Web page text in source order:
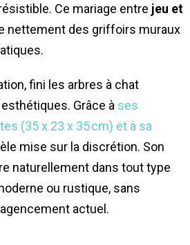
Ce mariage entre jeu et
nettement des griffoirs muraux
fini les arbres à chat
Grâce à ses
(35 x 23 x 35 cm) et à sa
mise sur la discrétion. Son
naturellement dans tout type
ou rustique, sans
actuel.